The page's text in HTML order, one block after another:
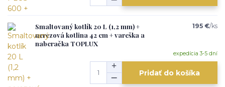
Smaltovaný kotlík 20 L (1,2 mm) +
nerezová kotlina 42 cm + vareška a
naberačka TOPLUX
195 €/ks
expedícia 3-5 dní
Pridať do košíka